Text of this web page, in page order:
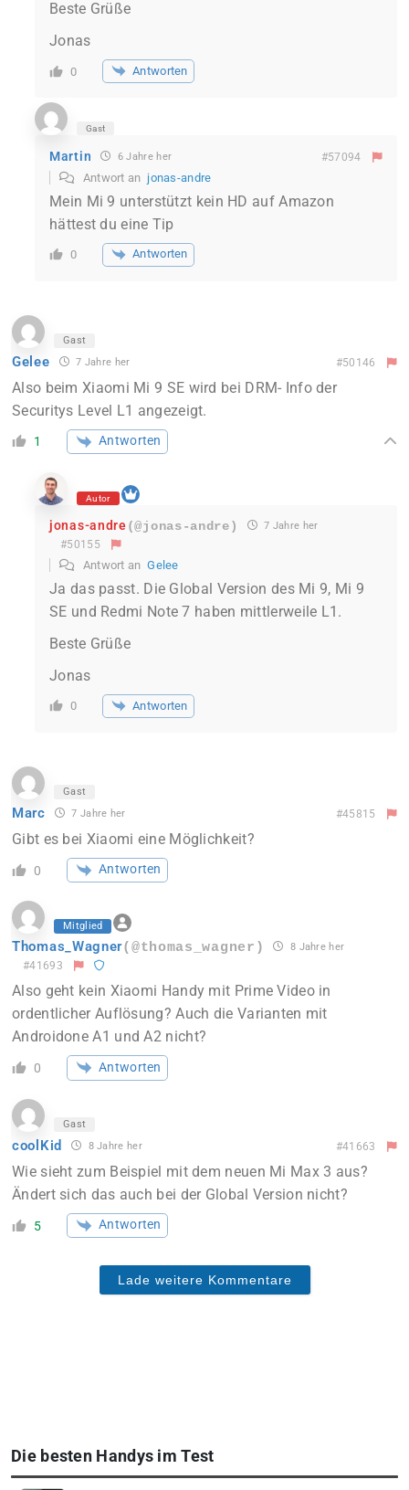
Beste Grüße
Jonas
0 Antworten
Gast
Martin 6 Jahre her #57094
Antwort an jonas-andre
Mein Mi 9 unterstützt kein HD auf Amazon
hättest du eine Tip
0 Antworten
Gast
Gelee 7 Jahre her #50146
Also beim Xiaomi Mi 9 SE wird bei DRM- Info der
Securitys Level L1 angezeigt.
1 Antworten
Autor
jonas-andre(@jonas-andre) 7 Jahre her
#50155
Antwort anGelee
Ja das passt. Die Global Version des Mi 9, Mi 9
SE und Redmi Note 7 haben mittlerweile L1.
Beste Grüße
Jonas
0 Antworten
Gast
Marc 7 Jahre her #45815
Gibt es bei Xiaomi eine Möglichkeit?
0 Antworten
Mitglied
Thomas_Wagner(@thomas_wagner) 8 Jahre her
#41693
Also geht kein Xiaomi Handy mit Prime Video in
ordentlicher Auflösung? Auch die Varianten mit
Androidone A1 und A2 nicht?
0 Antworten
Gast
coolKid 8 Jahre her #41663
Wie sieht zum Beispiel mit dem neuen Mi Max 3 aus?
Ändert sich das auch bei der Global Version nicht?
5 Antworten
Lade weitere Kommentare
Die besten Handys im Test